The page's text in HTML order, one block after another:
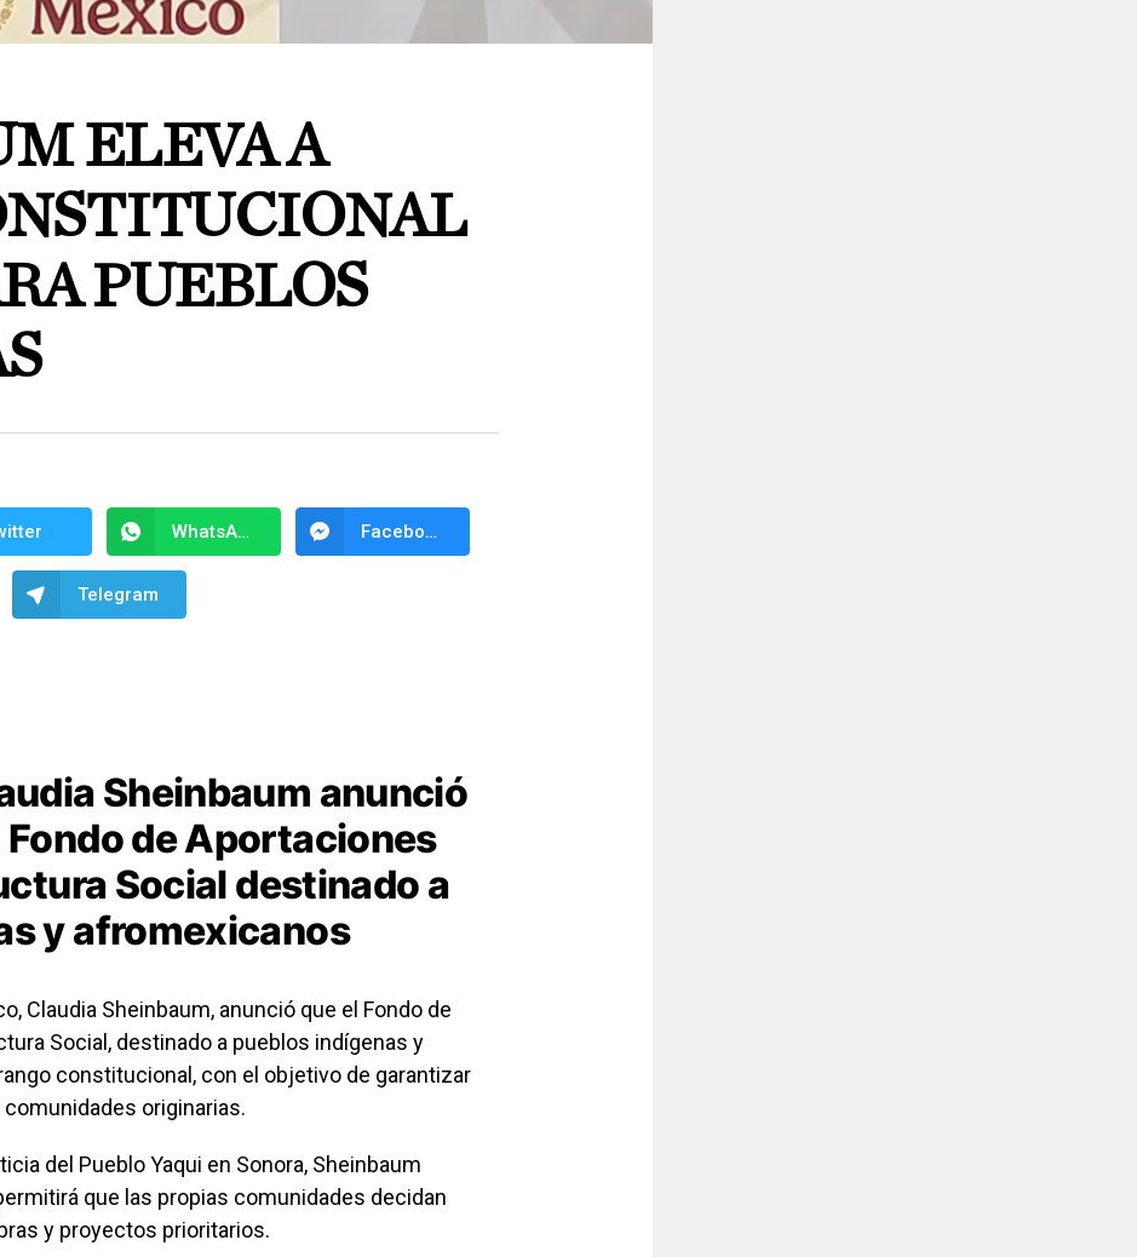
ELEVA A
PUEBLOS
WhatsApp Facebook Messenger
Telegram
Sheinbaum anunció
Fondo de Aportaciones
Social destinado a
y afromexicanos
Claudia Sheinbaum, anunció que el Fondo de
Social, destinado a pueblos indígenas y
constitucional, con el objetivo de garantizar
originarias.
del Pueblo Yaqui en Sonora, Sheinbaum
que las propias comunidades decidan
y proyectos prioritarios.